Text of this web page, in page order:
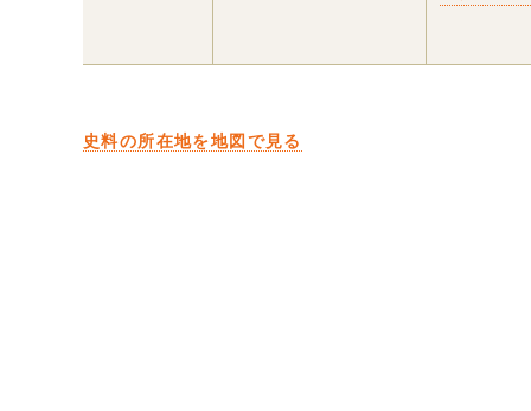
史料の所在地を地図で見る